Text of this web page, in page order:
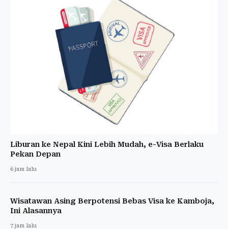
Liburan ke Nepal Kini Lebih Mudah, e-Visa Berlaku
Pekan Depan
6 jam lalu
Wisatawan Asing Berpotensi Bebas Visa ke Kamboja,
Ini Alasannya
7 jam lalu